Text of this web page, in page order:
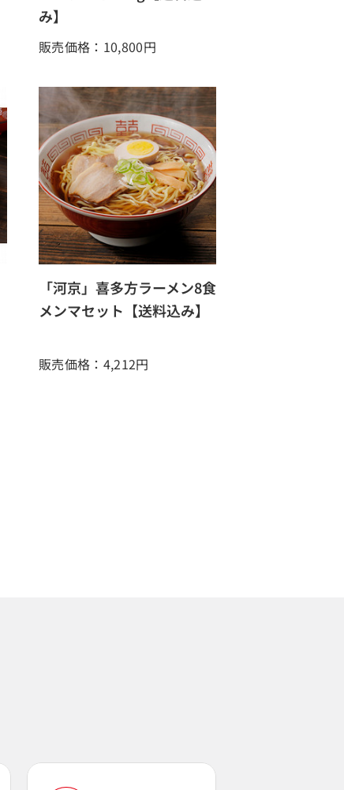
み】
販売価格：10,800円
「河京」喜多方ラーメン8食
メンマセット【送料込み】
販売価格：4,212円